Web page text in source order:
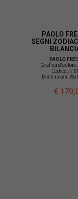
PAOLO
SEGNI
PAOLO
Grafica d'autore
Codice:
Dimensioni:
€